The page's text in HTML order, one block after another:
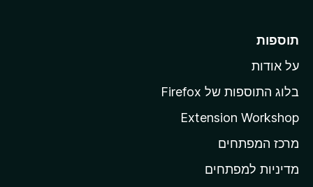
ד
ף
ב
י
ת
תוספות
על אודות
בלוג התוספות של Firefox
Extension Workshop
מרכז המפתחים
מדיניות למפתחים